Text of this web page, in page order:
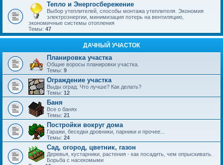
Тепло и Энергосбережение
Выбор утеплителей, способы монтажа утеплителя. Экономия
электроэнергии, минимизация потерь на вентиляцию,
экономичные системы отопления
Темы: 47
ДАЧНЫЙ УЧАСТОК
Планировка участка
Общие воросы планировки участка.
Темы: 9
Ограждение участка
Выды оград. Что лучше? Как делать?
Темы: 12
Баня
Все о банях
Темы: 21
Постройки вокруг дома
Гаражи, беседки дровники, парники и прочее...
Темы: 24
Сад, огород, цветник, газон
Деревья, кустарники, растения - как посадить, чем опрыскивать.
Борьба с насекомыми